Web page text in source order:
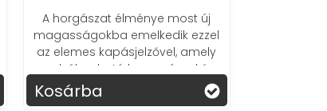
A horgászat élménye most új
magasságokba emelkedik ezzel
az elemes kapásjelzővel, amely
szabályozható hangszínnel és
teleszkópos állvánnyal érkezik. A
csendes mód és a LED visszajelzés
Kosárba